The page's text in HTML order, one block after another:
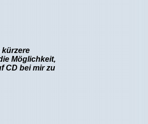
Möglichkeit,
CD bei mir zu